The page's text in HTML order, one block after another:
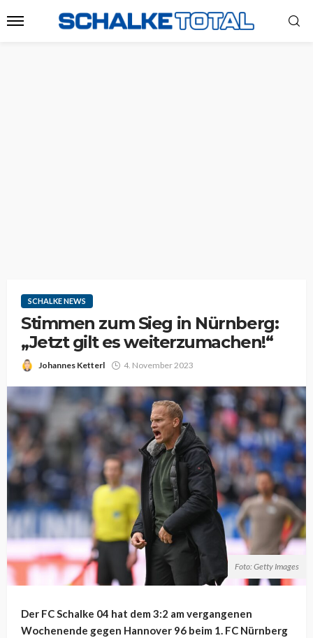
SCHALKE NEWS
Stimmen zum Sieg in Nürnberg:
„Jetzt gilt es weiterzumachen!“
Johannes Ketterl 4. November 2023
Foto: Getty Images
Der FC Schalke 04 hat dem 3:2 am vergangenen
Wochenende gegen Hannover 96 beim 1. FC Nürnberg